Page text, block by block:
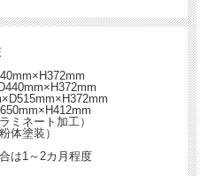
ミネート加工）
体塗装）
は1～2カ月程度